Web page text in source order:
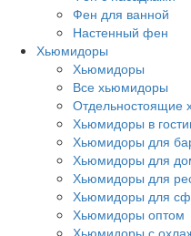
Фен для ванной
Настенный фен
Хьюмидоры
Хьюмидоры
Все хьюмидоры
Отдельностоящие
Хьюмидоры в
Хьюмидоры для
Хьюмидоры для
Хьюмидоры для
Хьюмидоры для
Хьюмидоры оптом
Хьюмидоры с